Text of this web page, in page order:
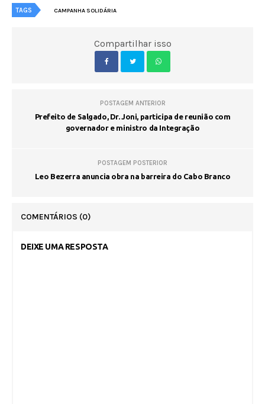
TAGS CAMPANHA SOLIDÁRIA
Compartilhar isso
POSTAGEM ANTERIOR
Prefeito de Salgado, Dr. Joni, participa de reunião com
governador e ministro da Integração
POSTAGEM POSTERIOR
Leo Bezerra anuncia obra na barreira do Cabo Branco
COMENTÁRIOS (0)
DEIXE UMA RESPOSTA